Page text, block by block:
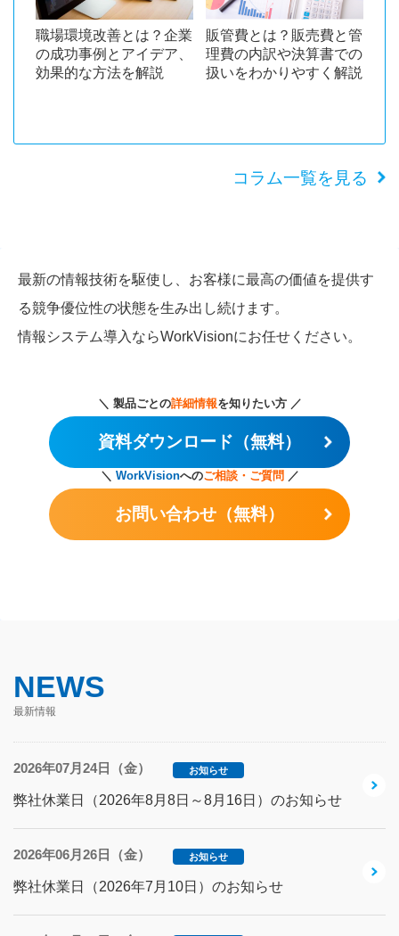
職場環境改善とは？企業
の成功事例とアイデア、
効果的な方法を解説
販管費とは？販売費と管
理費の内訳や決算書での
扱いをわかりやすく解説
コラム一覧を見る
最新の情報技術を駆使し、お客様に最高の価値を提供す
る競争優位性の状態を生み出し続けます。
情報システム導入ならWorkVisionにお任せください。
＼ 製品ごとの詳細情報を知りたい方 ／
資料ダウンロード（無料）
＼ WorkVisionへのご相談・ご質問 ／
お問い合わせ（無料）
NEWS
最新情報
2026年07月24日（金） お知らせ
弊社休業日（2026年8月8日～8月16日）のお知らせ
2026年06月26日（金） お知らせ
弊社休業日（2026年7月10日）のお知らせ